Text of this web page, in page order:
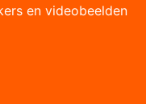
en videobeelden